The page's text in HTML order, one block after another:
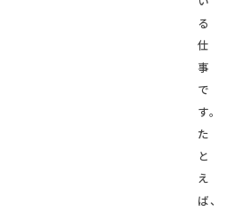
る
仕
事
で
す。
た
と
え
ば、